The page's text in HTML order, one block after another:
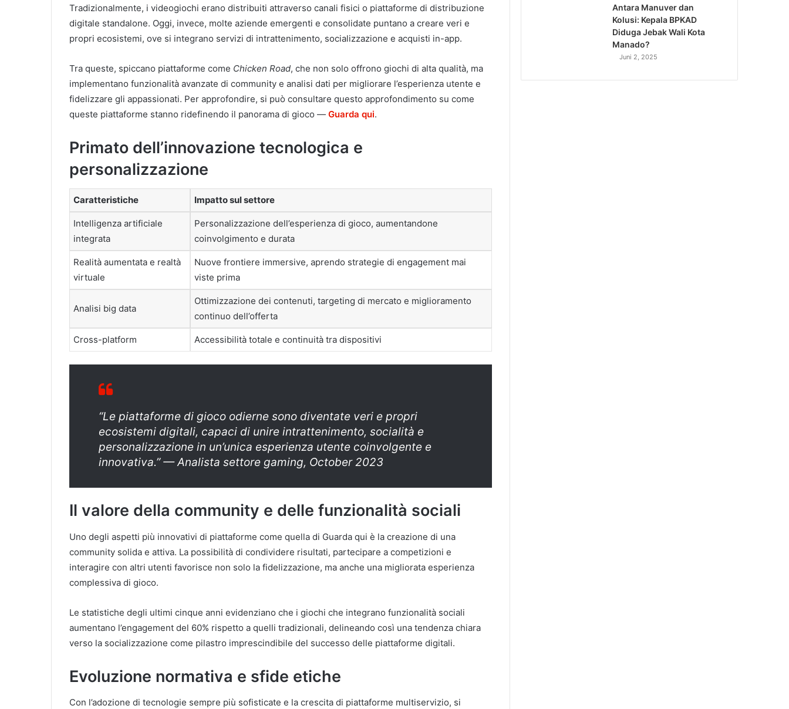
Tradizionalmente, i videogiochi erano distribuiti attraverso canali fisici o piattaforme di distribuzione
digitale standalone. Oggi, invece, molte aziende emergenti e consolidate puntano a creare veri e
propri ecosistemi, ove si integrano servizi di intrattenimento, socializzazione e acquisti in-app.
Tra queste, spiccano piattaforme come Chicken Road, che non solo offrono giochi di alta qualità, ma
implementano funzionalità avanzate di community e analisi dati per migliorare l’esperienza utente e
fidelizzare gli appassionati. Per approfondire, si può consultare questo approfondimento su come
queste piattaforme stanno ridefinendo il panorama di gioco — Guarda qui.
Primato dell’innovazione tecnologica e
personalizzazione
Caratteristiche Impatto sul settore
Intelligenza artificiale
integrata
Personalizzazione dell’esperienza di gioco, aumentandone
coinvolgimento e durata
Realità aumentata e realtà
virtuale
Nuove frontiere immersive, aprendo strategie di engagement mai
viste prima
Analisi big data
Ottimizzazione dei contenuti, targeting di mercato e miglioramento
continuo dell’offerta
Cross-platform Accessibilità totale e continuità tra dispositivi
“Le piattaforme di gioco odierne sono diventate veri e propri
ecosistemi digitali, capaci di unire intrattenimento, socialità e
personalizzazione in un’unica esperienza utente coinvolgente e
innovativa.” —Analista settore gaming, October 2023
Il valore della community e delle funzionalità sociali
Uno degli aspetti più innovativi di piattaforme come quella di Guarda qui è la creazione di una
community solida e attiva. La possibilità di condividere risultati, partecipare a competizioni e
interagire con altri utenti favorisce non solo la fidelizzazione, ma anche una migliorata esperienza
complessiva di gioco.
Le statistiche degli ultimi cinque anni evidenziano che i giochi che integrano funzionalità sociali
aumentano l’engagement del 60% rispetto a quelli tradizionali, delineando così una tendenza chiara
verso la socializzazione come pilastro imprescindibile del successo delle piattaforme digitali.
Evoluzione normativa e sfide etiche
Con l’adozione di tecnologie sempre più sofisticate e la crescita di piattaforme multiservizio, si
Antara Manuver dan
Kolusi: Kepala BPKAD
Diduga Jebak Wali Kota
Manado?
Juni 2, 2025